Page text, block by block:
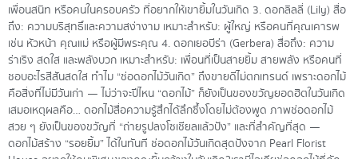
เพื่อนสนิท หรือคนในครอบครัว ที่อยากให้เขายิ้มในวันเกิด 3. ดอกลิลลี่ (Lily) สื่อ
ถึง: ความบริสุทธิ์และความสง่างาม เหมาะสำหรับ: ผู้ใหญ่ หรือคนที่คุณเคารพ
เช่น หัวหน้า คุณแม่ หรือผู้มีพระคุณ 4. ดอกเยอบีร่า (Gerbera) สื่อถึง: ความ
ร่าเริง สดใส และพลังบวก เหมาะสำหรับ: เพื่อนที่เป็นสายยิ้ม สายพลัง หรือคนที่
ชอบอะไรสีสันสดใส ทำไม “ช่อดอกไม้วันเกิด” ถึงขายดีไม่ตกเทรนด์ เพราะดอกไม้
คือสิ่งที่ไม่มีวันเก่า — ไม่ว่าจะปีไหน “ดอกไม้” ก็ยังเป็นของขวัญยอดฮิตในวันเกิด
เสมอเหตุผลคือ… ดอกไม้สื่อความรู้สึกได้ลึกซึ้งโดยไม่ต้องพูด ภาพช่อดอกไม้
สวย ๆ ยังเป็นของขวัญที่ “ถ่ายรูปลงโซเชียลแล้วปัง” และที่สำคัญที่สุด —
ดอกไม้สร้าง “รอยยิ้ม” ได้ในทันที ช่อดอกไม้วันเกิดสุดปังจาก Pearl Florist